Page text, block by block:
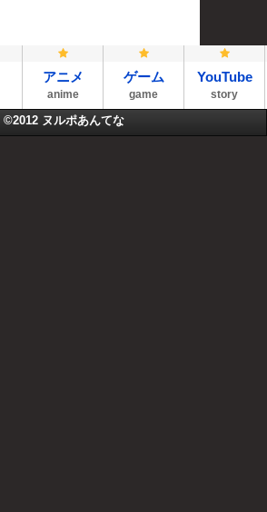
アニメ
anime
ゲーム
game
YouTube
story
©2012 ヌルポあんてな